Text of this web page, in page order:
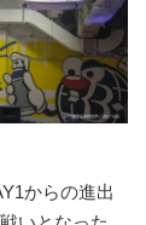
からの進出